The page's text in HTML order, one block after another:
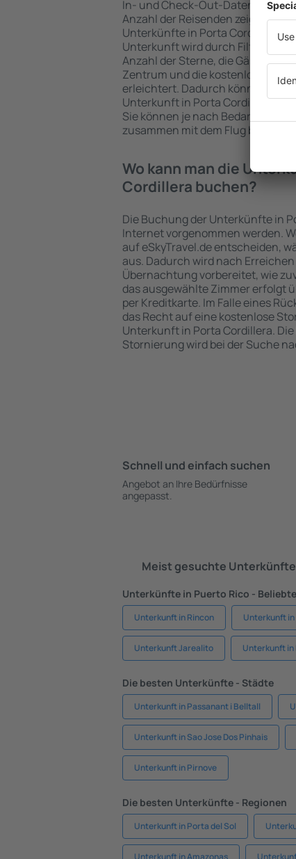
In- und Check-Out-Daten schnell
Anzahl der Reisenden zeigt die
Unterkünfte in Porta Cordillera
Unterkunft wird durch Filter für
Anzahl der Sterne, die
Zentrum und die kostenlose
erleichtert. Dadurch können Sie
Unterkunft in Porta Cordillera in
Sie können je nach Bedarf eine
zusammen mit dem Flug buchen.
Wo kann man die
Cordillera buchen?
Die Buchung der Unterkünfte in
Internet vorgenommen werden.
auf eSkyTravel.de entscheiden,
aus. Dadurch wird nach
Übernachtung vorbereitet, wie
das ausgewählte Zimmer erfolgt
per Kreditkarte. Im Falle eines
das Recht auf eine kostenlose
Unterkunft in Porta Cordillera.
Stornierung wird bei der Suche
Schnell und einfach suchen
Angebot an Ihre Bedürfnisse
angepasst.
Meist gesuchte
Unterkünfte in Puerto Rico -
Unterkunft in Rincon Unterkunft
Unterkunft Jarealito Unterkunft in
Die besten Unterkünfte - Städte
Unterkunft in Passanant i Belltall
Unterkunft in Sao Jose Dos Pinhais
Unterkunft in Pirnove
Die besten Unterkünfte - Regionen
Unterkunft in Porta del Sol
Unterkunft in Amazonas